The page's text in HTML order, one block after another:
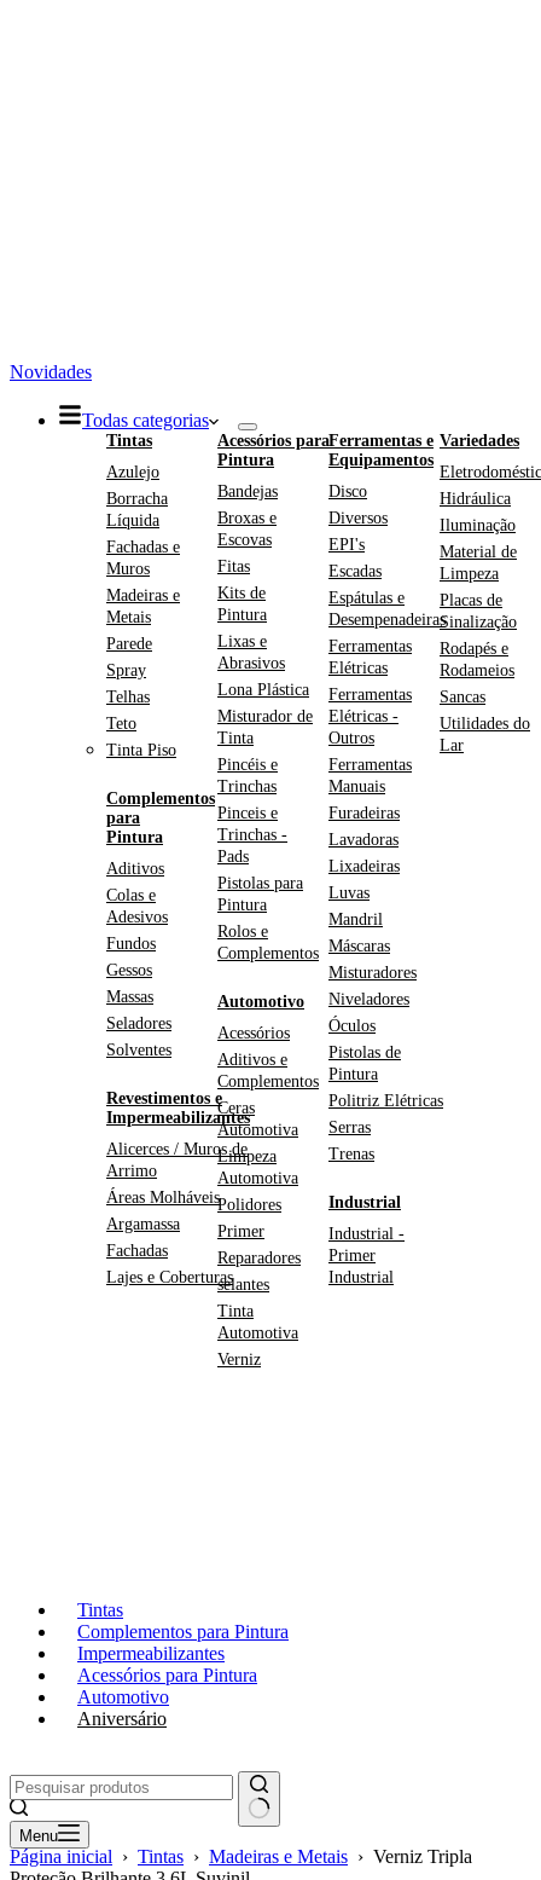
Novidades
Todas categorias
Tintas
Azulejo
Borracha
Líquida
Fachadas e
Muros
Madeiras e
Metais
Parede
Spray
Telhas
Teto
Tinta Piso
Complementos
para
Pintura
Aditivos
Colas e
Adesivos
Fundos
Gessos
Massas
Seladores
Solventes
Revestimentos e
Impermeabilizantes
Alicerces / Muros de
Arrimo
Áreas Molháveis
Argamassa
Fachadas
Lajes e Coberturas
Acessórios para
Pintura
Bandejas
Broxas e
Escovas
Fitas
Kits de
Pintura
Lixas e
Abrasivos
Lona Plástica
Misturador de
Tinta
Pincéis e
Trinchas
Pinceis e
Trinchas -
Pads
Pistolas para
Pintura
Rolos e
Complementos
Automotivo
Acessórios
Aditivos e
Complementos
Ceras
Automotiva
Limpeza
Automotiva
Polidores
Primer
Reparadores
selantes
Tinta
Automotiva
Verniz
Ferramentas e
Equipamentos
Disco
Diversos
EPI's
Escadas
Espátulas e
Desempenadeiras
Ferramentas
Elétricas
Ferramentas
Elétricas -
Outros
Ferramentas
Manuais
Furadeiras
Lavadoras
Lixadeiras
Luvas
Mandril
Máscaras
Misturadores
Niveladores
Óculos
Pistolas de
Pintura
Politriz Elétricas
Serras
Trenas
Industrial
Industrial -
Primer
Industrial
Variedades
Hidráulica
Iluminação
Material de
Limpeza
Placas de
Sinalização
Rodapés e
Rodameios
Sancas
Utilidades do
Lar
Tintas
Complementos para Pintura
Impermeabilizantes
Acessórios para Pintura
Automotivo
Aniversário
Menu
Página inicial › Tintas › Madeiras e Metais › Verniz Tripla